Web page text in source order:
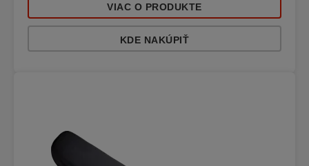
VIAC O PRODUKTE
KDE NAKÚPIŤ